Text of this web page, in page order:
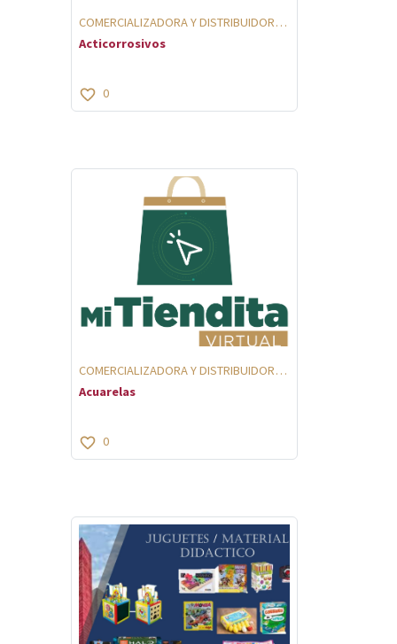
COMERCIALIZADORA Y DISTRIBUIDORA
2011
Acticorrosivos
0
COMERCIALIZADORA Y DISTRIBUIDORA
2011
Acuarelas
0